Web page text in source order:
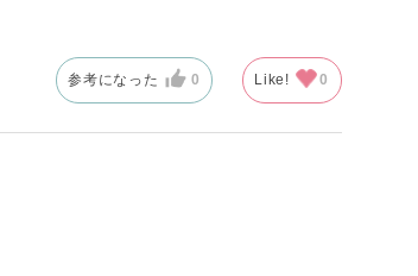
参考になった 0 Like! 0